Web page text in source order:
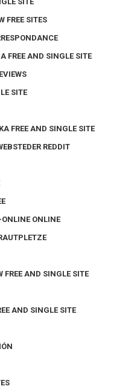
FREE SITES
FREE AND SINGLE SITE
SITE
FREE AND SINGLE SITE
REDDIT
ONLINE
AND SINGLE SITE
AND SINGLE SITE